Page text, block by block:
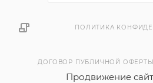
ПОЛИТИКА
ДОГОВОР ПУБЛИЧНОЙ ОФЕРТЫ
Продвижение